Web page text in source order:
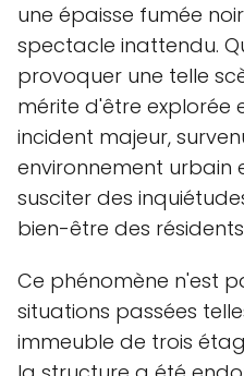
une épaisse fumée
spectacle inattendu.
provoquer une telle
mérite d'être explorée
incident majeur,
environnement urbain
susciter des
bien-être des
Ce phénomène n'est
situations passées
immeuble de trois